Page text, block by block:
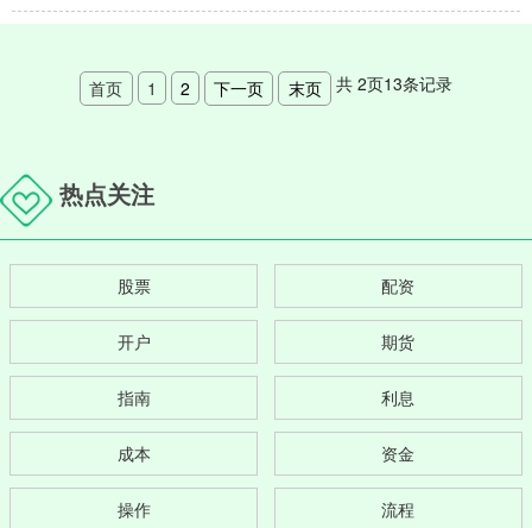
首页 1 2 下一页 末页 共 2页13条记录
热点关注
股票 配资
开户 期货
指南 利息
成本 资金
操作 流程